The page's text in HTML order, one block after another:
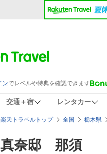
交通＋宿 レンタカー
楽天トラベルトップ 全国 栃木県
真奈邸 那須